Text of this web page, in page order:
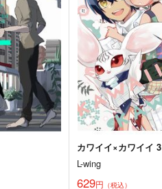
カワイイ×カワイイ 3
L-wing
629円 （税込）